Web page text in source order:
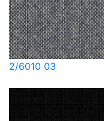
2/6010 03